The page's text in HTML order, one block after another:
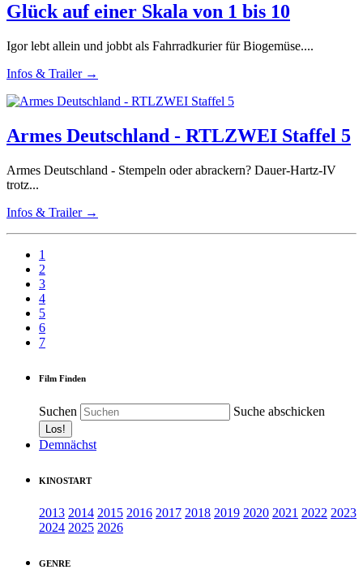
Glück auf einer Skala von 1 bis 10
Igor lebt allein und jobbt als Fahrradkurier für Biogemüse....
Infos & Trailer →
Armes Deutschland - RTLZWEI Staffel 5
Armes Deutschland - Stempeln oder abrackern? Dauer-Hartz-IV
trotz...
Infos & Trailer →
1
2
3
4
5
6
7
Film Finden
Suchen Suche abschicken
Demnächst
KINOSTART
2013 2014 2015 2016 2017 2018 2019 2020 2021 2022 2023
2024 2025 2026
GENRE